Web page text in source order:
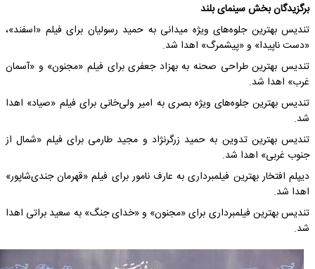
برگزیدگان بخش سینمای بلند
تندیس بهترین جلوه‌های ویژه میدانی به حمید رسولیان برای فیلم «اسفند»،
«دست ناپیدا» و «پیشمرگ» اهدا شد.
تندیس بهترین طراحی صحنه به بهزاد جعفری برای فیلم‌ «مجنون» و «آسمان
غرب» اهدا شد.
تندیس بهترین جلوه‌های ویژه بصری به امیر ولی‌خانی برای فیلم «صیاد» اهدا
شد.
تندیس بهترین تدوین به حمید زرگرنژاد و مجید طارمی‌ برای فیلم «شمال از
جنوب غربی» اهدا شد.
دیپلم افتخار بهترین فیلمبرداری به عارف نامور برای فیلم «قهرمان جندی‌شاپور»
اهدا شد.
تندیس بهترین فیلمبرداری برای «مجنون» و «خدای جنگ» به سعید براتی اهدا
شد.